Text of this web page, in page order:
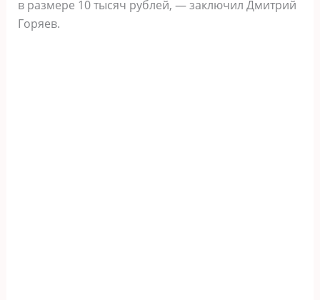
в размере 10 тысяч рублей, — заключил Дмитрий
Горяев.